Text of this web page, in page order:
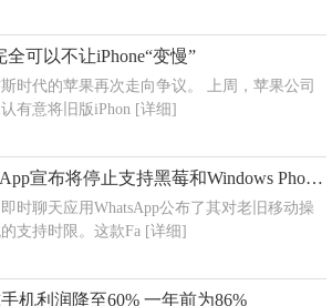
全可以不让iPhone“变慢”
时代的苹果再次走向争议。 上周，苹果公司
有意将旧版iPhon [详细]
WhatsApp宣布将停止支持黑莓和Windows Phone系统
时聊天应用WhatsApp公布了其对老旧移动操
支持时限。这款Fa [详细]
机利润降至60% 一年前为86%